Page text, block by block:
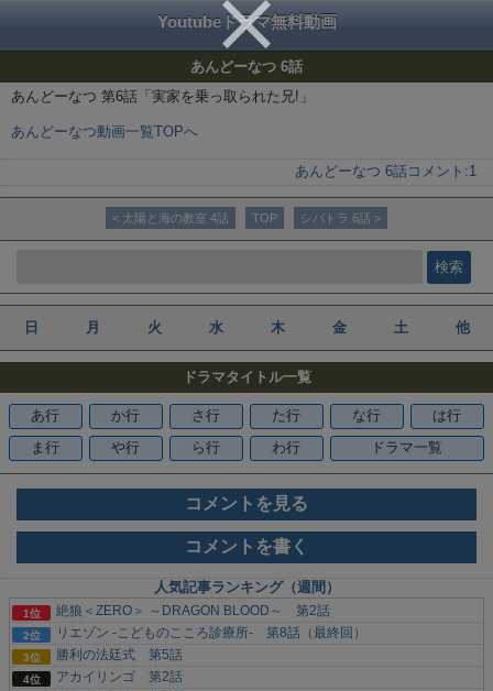
Youtubeドラマ無料動画
あんどーなつ 6話
あんどーなつ 第6話「実家を乗っ取られた兄!」
あんどーなつ動画一覧TOPへ
あんどーなつ 6話 コメント:1
< 太陽と海の教室 4話 TOP シバトラ 6話 >
日 月 火 水 木 金 土 他
ドラマタイトル一覧
あ行 か行 さ行 た行 な行
は行
ま行
や行 ら行 わ行 ドラマ一覧
コメントを見る
コメントを書く
人気記事ランキング（週間）
絶狼＜ZERO＞ ～DRAGON BLOOD～ 第2話
リエゾン -こどものこころ診療所- 第8話（最終回）
勝利の法廷式 第5話
アカイリンゴ 第2話